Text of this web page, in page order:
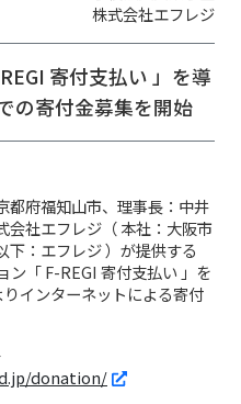
株式会社エフレジ
寄付支払い 」を導
の寄付金募集を開始
府福知山市、理事長：中井
会社エフレジ（ 本社：大阪市
下：エフレジ ）が提供する
ン「 F-REGI 寄付支払い 」を
インターネットによる寄付
donation/